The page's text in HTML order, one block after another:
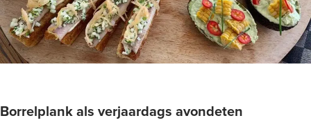
Borrelplank als verjaardags avondeten